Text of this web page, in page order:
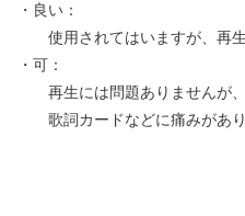
・良い：
使用されてはいますが、再生
・可：
再生には問題ありませんが、
歌詞カードなどに痛みがあり